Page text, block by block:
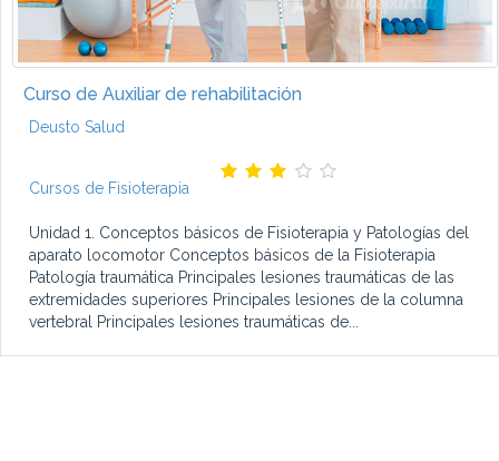
Curso de Auxiliar de rehabilitación
Deusto Salud
Cursos de Fisioterapia
Unidad 1. Conceptos básicos de Fisioterapia y Patologías del
aparato locomotor Conceptos básicos de la Fisioterapia
Patología traumática Principales lesiones traumáticas de las
extremidades superiores Principales lesiones de la columna
vertebral Principales lesiones traumáticas de...